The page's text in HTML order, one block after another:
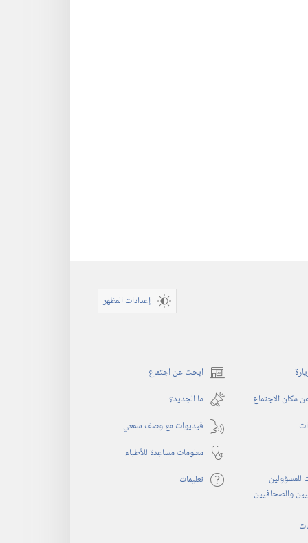
إعدادات المظهر
ابحث عن اجتماع (يفتح
نافذة
جديدة)
مكان الاجتماع
ما الجديد؟‏
فيديوات مع وصف سمعي
معلومات مساعِدة للأطباء
للمسؤولين
والصحافيين
تعليمات